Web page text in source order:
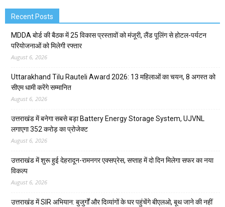
Recent Posts
MDDA बोर्ड की बैठक में 25 विकास प्रस्तावों को मंजूरी, लैंड पूलिंग से होटल-पर्यटन
परियोजनाओं को मिलेगी रफ्तार
August 6, 2026
Uttarakhand Tilu Rauteli Award 2026: 13 महिलाओं का चयन, 8 अगस्त को
सीएम धामी करेंगे सम्मानित
August 6, 2026
उत्तराखंड में बनेगा सबसे बड़ा Battery Energy Storage System, UJVNL
लगाएगा 352 करोड़ का प्रोजेक्ट
August 6, 2026
उत्तराखंड में शुरू हुई देहरादून-रामनगर एक्सप्रेस, सप्ताह में दो दिन मिलेगा सफर का नया
विकल्प
August 6, 2026
उत्तराखंड में SIR अभियान: बुजुर्गों और दिव्यांगों के घर पहुंचेंगे बीएलओ, बूथ जाने की नहीं